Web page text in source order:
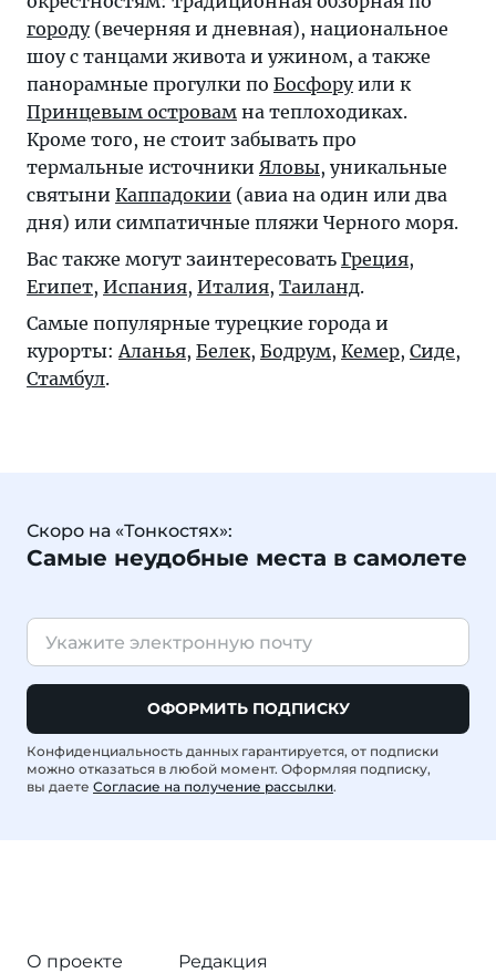
городу(вечерняя и дневная), национальное
шоу с танцами живота и ужином, а также
панорамные прогулки по Босфоруили к
Принцевым островам на теплоходиках.
Кроме того, не стоит забывать про
термальные источники Яловы, уникальные
святыни Каппадокии (авиа на один или два
дня) или симпатичные пляжи Черного моря.
Вас также могут заинтересовать Греция,
Египет, Испания, Италия, Таиланд.
Самые популярные турецкие города и
курорты:Аланья, Белек, Бодрум, Кемер, Сиде,
Стамбул.
Скоро на «Тонкостях»:
Самые неудобные места в самолете
ОФОРМИТЬ ПОДПИСКУ
Конфиденциальность данных гарантируется, от подписки
можно отказаться в любой момент. Оформляя подписку,
вы даете Согласие на получение рассылки.
О проекте
Редакция